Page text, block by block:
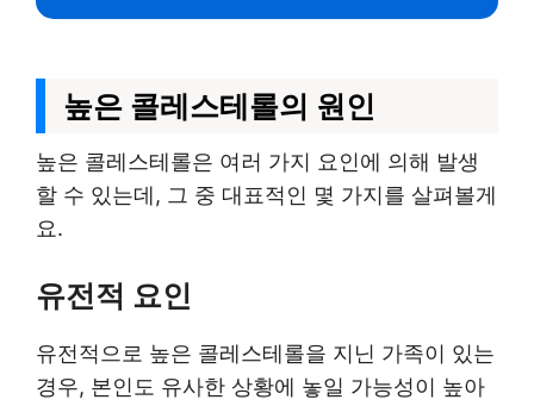
높은 콜레스테롤의 원인
높은 콜레스테롤은 여러 가지 요인에 의해 발생
할 수 있는데, 그 중 대표적인 몇 가지를 살펴볼게
요.
유전적 요인
유전적으로 높은 콜레스테롤을 지닌 가족이 있는
경우, 본인도 유사한 상황에 놓일 가능성이 높아